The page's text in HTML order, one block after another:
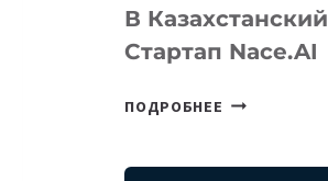
В Казахстанский
Стартап Nace.AI
ПОДРОБНЕЕ CEO